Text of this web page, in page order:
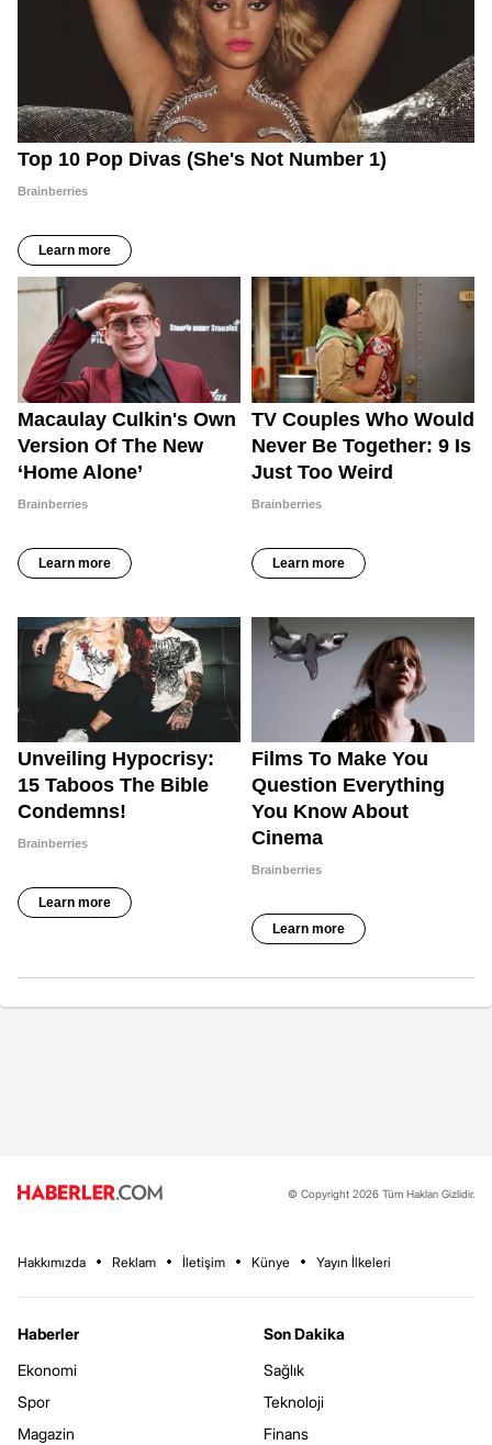
© Copyright 2026 Tüm Hakları Gizlidir.
Hakkımızda Reklam İletişim Künye Yayın İlkeleri
Haberler
Ekonomi
Spor
Magazin
Son Dakika
Sağlık
Teknoloji
Finans